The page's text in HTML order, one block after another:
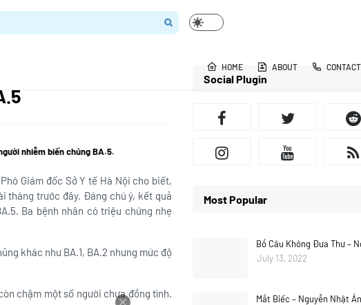
HOME ABOUT CONTACT
nhiễm biến chủng BA.5.
Giám đốc Sở Y tế Hà Nội cho biết,
tháng trước đây. Đáng chú ý, kết quả
Ba bệnh nhân có triệu chứng nhẹ
khác như BA.1, BA.2 nhưng mức độ
chậm một số người chưa đồng tình.
Social Plugin
Most Popular
Bồ Câu Không Đưa Thư –
July 13, 2022
Mắt Biếc – Nguyễn Nhật